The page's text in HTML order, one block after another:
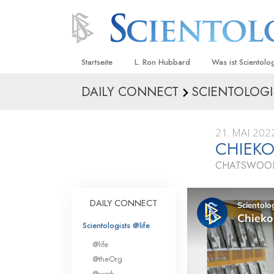
Startseite L. Ron Hubbard Was ist
Anschauungen
Was
sagen
Innerhalb einer
Die
Eine Einführung
DAILY CONNECT
21. MAI
DAILY CONNECT
Scientologists @life
@life
@theOrg